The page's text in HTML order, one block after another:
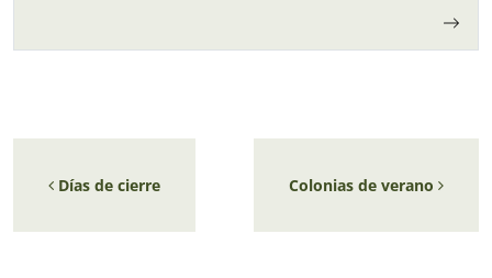
Navegación de entradas
Días de cierre Colonias de verano